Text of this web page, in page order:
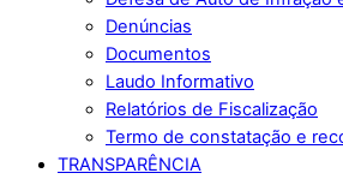
Denúncias
Documentos
Laudo Informativo
Relatórios de Fiscalização
Termo de constatação e
TRANSPARÊNCIA